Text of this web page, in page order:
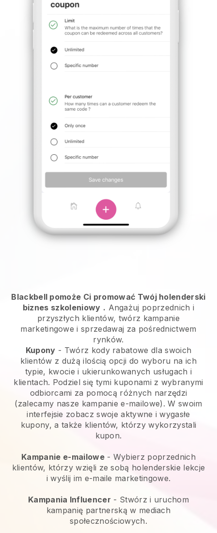
Blackbell pomoże Ci promować Twój holenderski
biznes szkoleniowy . Angażuj poprzednich i
przyszłych klientów, twórz kampanie
marketingowe i sprzedawaj za pośrednictwem
rynków.
Kupony - Twórz kody rabatowe dla swoich
klientów z dużą ilością opcji do wyboru na ich
typie, kwocie i ukierunkowanych usługach i
klientach. Podziel się tymi kuponami z wybranymi
odbiorcami za pomocą różnych narzędzi
(zalecamy nasze kampanie e-mailowe). W swoim
interfejsie zobacz swoje aktywne i wygasłe
kupony, a także klientów, którzy wykorzystali
kupon.
Kampanie e-mailowe- Wybierz poprzednich
klientów, którzy wzięli ze sobą holenderskie lekcje
i wyślij im e-maile marketingowe.
Kampania Influencer - Stwórz i uruchom
kampanię partnerską w mediach
społecznościowych.